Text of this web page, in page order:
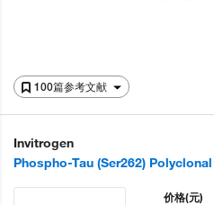
100篇参考文献
Invitrogen
Phospho-Tau (Ser262)
价格(元)